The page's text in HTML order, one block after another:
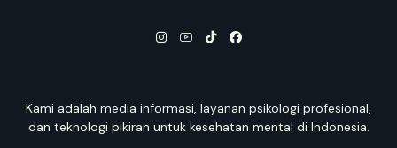
Kami adalah media informasi, layanan psikologi profesional,
dan teknologi pikiran untuk kesehatan mental di Indonesia.